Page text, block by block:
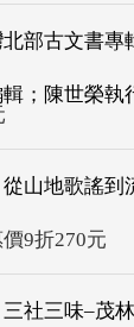
部古文書專
；陳世榮執
從山地歌謠到
9折270元
社三味–茂